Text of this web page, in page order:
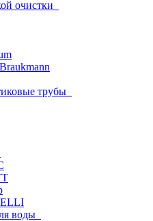
очистки
трубы
воды